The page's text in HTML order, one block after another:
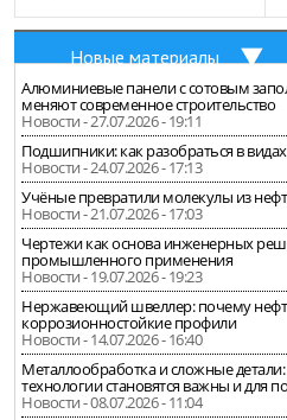
Новые материалы
Алюминиевые панели с сотовым
меняют современное строительство
Новости - 27.07.2026 - 19:11
Подшипники: как разобраться в
Новости - 24.07.2026 - 17:13
Учёные превратили молекулы из
Новости - 21.07.2026 - 17:03
Чертежи как основа инженерных
промышленного применения
Новости - 19.07.2026 - 19:23
Нержавеющий швеллер: почему
коррозионностойкие профили
Новости - 14.07.2026 - 16:40
Металлообработка и сложные
технологии становятся важны и для
Новости - 08.07.2026 - 11:04